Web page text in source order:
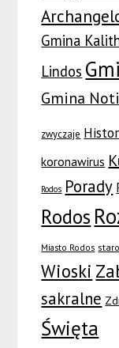
Gmina
Lindos
Gmina
zwyczaje
koronawirus
Rodos Porady
Rodos
Miasto Rodos
Wioski
sakralne
Święta